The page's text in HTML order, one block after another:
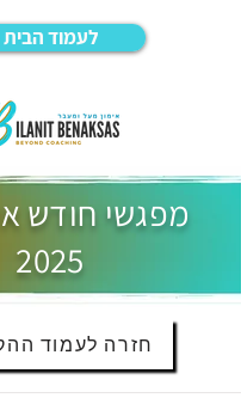
לעמוד הבית
מפגשי חודש
2025
חזרה לעמוד